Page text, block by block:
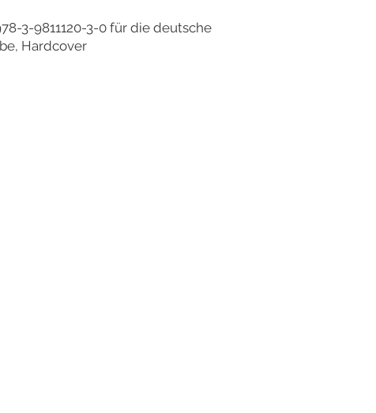
3-9811120-3-0 für die deutsche
Hardcover